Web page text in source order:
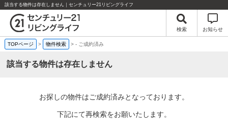
該当する物件は存在しません｜センチュリー21リビングライフ
検索 お知らせ
TOPページ > 物件検索 >- ご成約済み
該当する物件は存在しません
お探しの物件はご成約済みとなっております。
下記にて再検索をお願いたします。